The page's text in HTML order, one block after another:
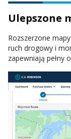
Ulepszone
Rozszerzone
ruch drogowy i
zapewniają pełny